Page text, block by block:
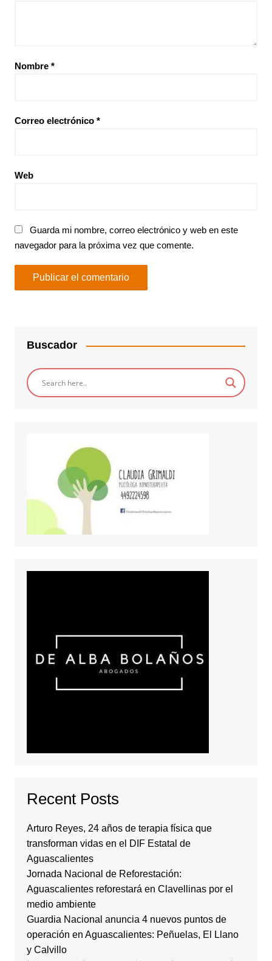
Nombre *
Correo electrónico *
Web
Guarda mi nombre, correo electrónico y web en este
navegador para la próxima vez que comente.
Buscador
Recent Posts
Arturo Reyes, 24 años de terapia física que
transforman vidas en el DIF Estatal de
Aguascalientes
Jornada Nacional de Reforestación:
Aguascalientes reforestará en Clavellinas por el
medio ambiente
Guardia Nacional anuncia 4 nuevos puntos de
operación en Aguascalientes: Peñuelas, El Llano
y Calvillo